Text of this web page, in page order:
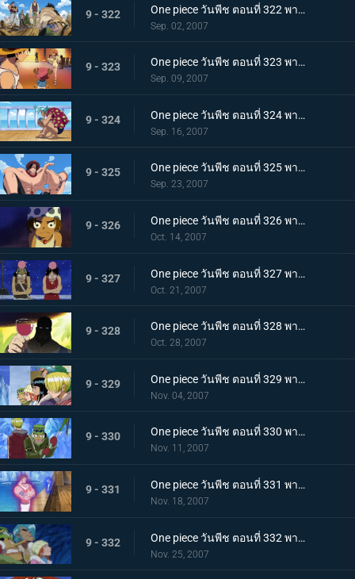
9 - 322 One piece วันพีช ตอนที่ 322 พากย์ไทย ลาก่อนเหล่าลูกน้องที่รัก! แฟรงกี้แยกตัว!
Sep. 02, 2007
9 - 323 One piece วันพีช ตอนที่ 323 พากย์ไทย ออกจากเมืองแห่งน้ำ! การสะสางของลูกผู้ชายนายอุซป!
Sep. 09, 2007
9 - 324 One piece วันพีช ตอนที่ 324 พากย์ไทย ใบค่าหัวกระจายไปทั่ว บ้านเกิดเริงร่ากับเรือที่มุ่งหน้า!
Sep. 16, 2007
9 - 325 One piece วันพีช ตอนที่ 325 พากย์ไทย ความสามารถสุดชั่วร้าย! ความมืดของหนวดดำจู่โจมเอส!
Sep. 23, 2007
9 - 326 One piece วันพีช ตอนที่ 326 พากย์ไทย กลุ่มโจรสลัดปริศนา! เรือซันนี่และกับดักอันตราย!!!
Oct. 14, 2007
9 - 327 One piece วันพีช ตอนที่ 327 พากย์ไทย เรือซันนี่วิกฤต! จงคำรามอาวุธลับเร็วสุดยอด!
Oct. 21, 2007
9 - 328 One piece วันพีช ตอนที่ 328 พากย์ไทย ความฝันจมลงที่นิวเวิลด์! โจรสลัดพัชเซิ่ลถอดใจสู้!
Oct. 28, 2007
9 - 329 One piece วันพีช ตอนที่ 329 พากย์ไทย กลุ่มนักฆ่าเข้าจู่โจม! ระเบิดศึกบนลานน้ำแข็ง!
Nov. 04, 2007
9 - 330 One piece วันพีช ตอนที่ 330 พากย์ไทย กลุ่มหมวกฟางเจอศึกหนัก! จิตวิญญาณที่เดิมพันด้วยผืนธง!
Nov. 11, 2007
9 - 331 One piece วันพีช ตอนที่ 331 พากย์ไทย ร้อนระอุเต็มพิกัด! พลังแม่เหล็กคู่แฝดเข้าคุกคาม!
Nov. 18, 2007
9 - 332 One piece วันพีช ตอนที่ 332 พากย์ไทย โกลาหลใหญ่ในคฤหาสน์! ตอนพิโรธกับเพื่อนๆที่ถูกจับ
Nov. 25, 2007